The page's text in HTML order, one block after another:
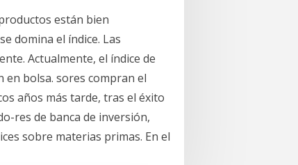
están bien
domina el índice. Las
Actualmente, el índice de
bolsa. sores compran el
años más tarde, tras el éxito
res de banca de inversión,
sobre materias primas. En el